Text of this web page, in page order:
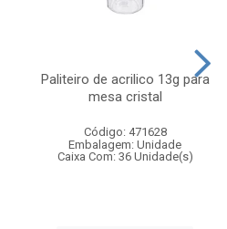
Paliteiro de acrilico 13g para
mesa cristal
Código: 471628
Embalagem: Unidade
Caixa Com: 36 Unidade(s)